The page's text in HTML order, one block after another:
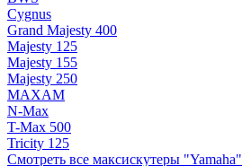
Cygnus
Grand Majesty 400
Majesty 125
Majesty 155
Majesty 250
MAXAM
N-Max
T-Max 500
Tricity 125
Смотреть все максискутеры "Yamaha"